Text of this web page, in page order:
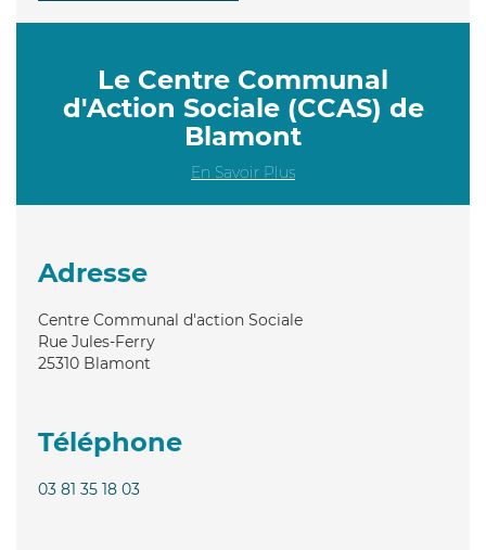
Le Centre Communal
d'Action Sociale (CCAS) de
Blamont
En Savoir Plus
Adresse
Centre Communal d'action Sociale
Rue Jules-Ferry
25310 Blamont
Téléphone
03 81 35 18 03